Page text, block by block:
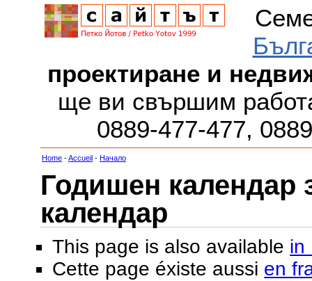
проектиране и
ще ви свършим
0889-477-477,
Home -Accueil - Начало
Годишен календар
календар
This page is also available in
Cette page éxiste aussi en